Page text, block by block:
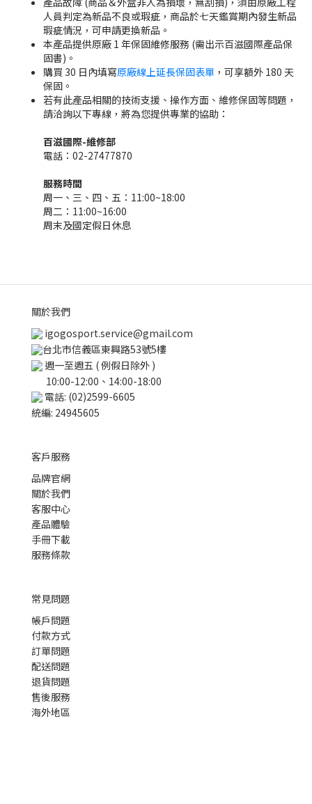
人員判定為新品不良或瑕疵，商品於七天鑑賞期內發生新品
瑕疵情況，可申請更換新品。
本產品提供原廠 1 年保固維修服務 (需出示百滋國際產品保
固書)。
購買 30 日內填寫原廠線上延長保固表單 ，可享額外 180 天
保固。
若有此產品相關的技術支援、操作方面、維修保固等問題，
請洽詢以下專線，將為您提供專業的協助：
百滋國際-維修部
電話：02-27477870
服務時間
周一、三、四、五：11:00~18:00
周二：11:00~16:00
周末及國定假日休息
關於我們
igogosport.service@gmail.com
台北市信義區東興路53號5樓
週一至週五 ( 例假日除外 )
10:00-12:00、14:00-18:00
電話: (02)2599-6605
統編: 24945605
客戶服務
品牌官網
關於我們
客服中心
產品體驗
手冊下載
服務條款
常見問題
帳戶問題
付款方式
訂單問題
配送問題
退貨問題
售後服務
海外地區